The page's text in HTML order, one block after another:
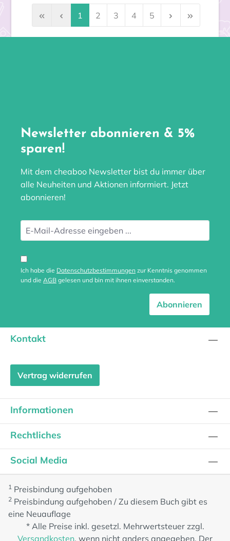
Seite
1 Seite
2 Seite
3 Seite
4 Seite
5
Newsletter abonnieren & 5%
sparen!
Mit dem cheaboo Newsletter bist du immer über
alle Neuheiten und Aktionen informiert. Jetzt
abonnieren!
Ich habe die Datenschutzbestimmungen zur Kenntnis genommen
und die AGB gelesen und bin mit ihnen einverstanden.
Abonnieren
Kontakt
Vertrag widerrufen
Informationen
Rechtliches
Social Media
1 Preisbindung aufgehoben
2 Preisbindung aufgehoben / Zu diesem Buch gibt es
eine Neuauflage
* Alle Preise inkl. gesetzl. Mehrwertsteuer zzgl.
Versandkosten, wenn nicht anders angegeben. Der